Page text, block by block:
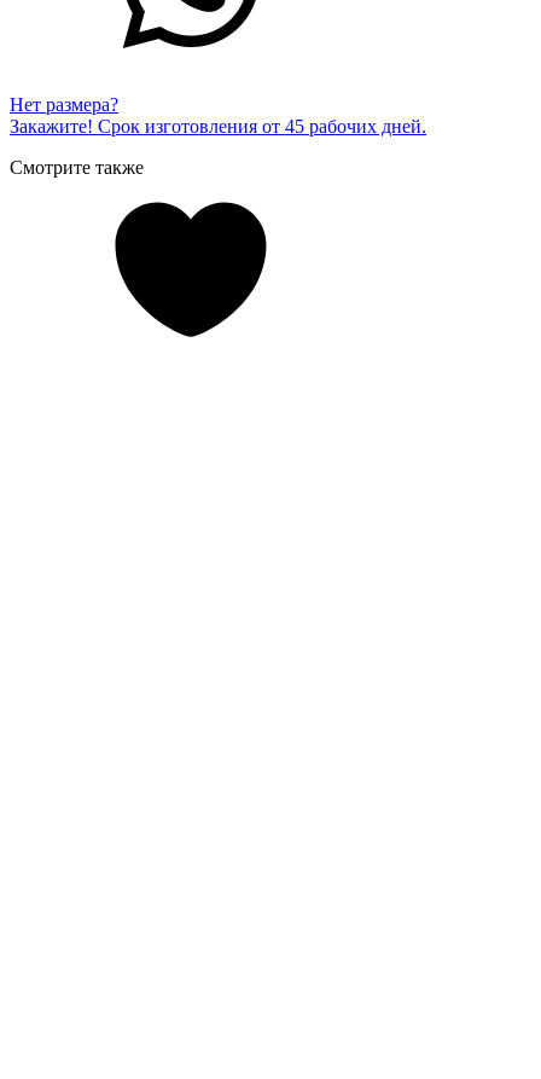
Нет размера?
Закажите! Срок изготовления от 45 рабочих дней.
Смотрите также